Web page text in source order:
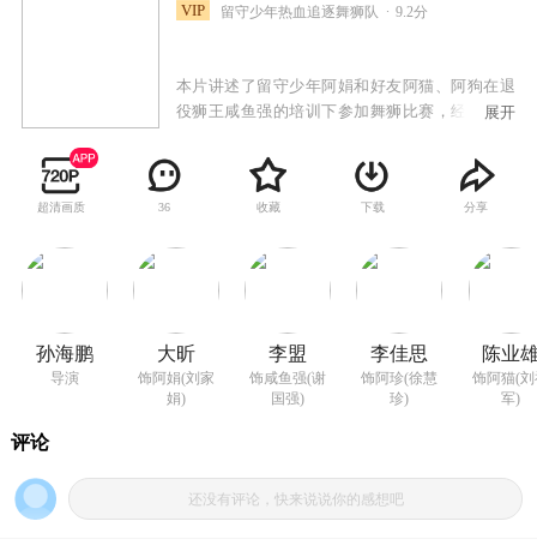
VIP 留守少年热血追逐舞狮队 9.2分
本片讲述了留守少年阿娟和好友阿猫、阿狗在退
役狮王咸鱼强的培训下参加舞狮比赛，经过重重
展开
超清画质 36 收藏 下载 分享
孙海鹏
导演
大昕
饰阿娟(刘家
娟)
李盟
饰咸鱼强(谢
国强)
李佳思
饰阿珍(徐慧
珍)
陈业
饰阿猫(
军)